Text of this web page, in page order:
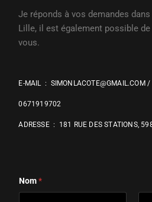
Je réponds à vos demandes
Lille, il est également possible de
vous.
E-MAIL : SIMONLACOTE@GMAIL.COM /
0671919702
ADRESSE : 181 RUE DES STATIONS,
P
a
Nom*